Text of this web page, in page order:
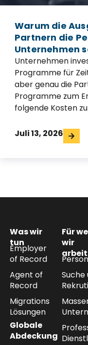
Warum die
Partnern die
Unternehmen
Unternehmen
Programme für
aber genau die
Programme zum
folgende Kosten
Juli 13, 2026
Was wir
tun
Employer
of Record
Agent of
Record
Migrations
Lösungen
Globale
Abdeckung
Für
wir
Suche